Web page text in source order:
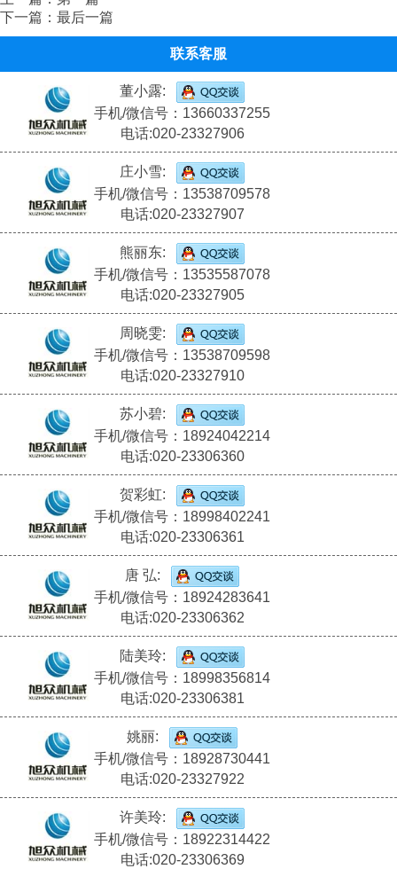
下一篇：最后一篇
联系客服
董小露:
手机/微信号：13660337255
电话:020-23327906
庄小雪:
手机/微信号：13538709578
电话:020-23327907
熊丽东:
手机/微信号：13535587078
电话:020-23327905
周晓雯:
手机/微信号：13538709598
电话:020-23327910
苏小碧:
手机/微信号：18924042214
电话:020-23306360
贺彩虹:
手机/微信号：18998402241
电话:020-23306361
唐 弘:
手机/微信号：18924283641
电话:020-23306362
陆美玲:
手机/微信号：18998356814
电话:020-23306381
姚丽:
手机/微信号：18928730441
电话:020-23327922
许美玲:
手机/微信号：18922314422
电话:020-23306369